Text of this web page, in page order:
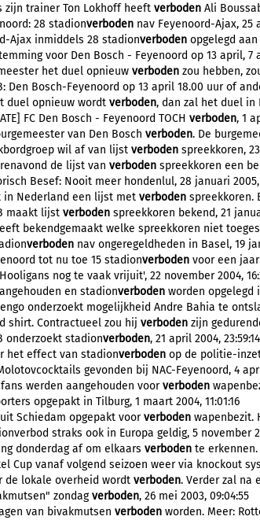
zijn trainer Ton Lokhoff heeft verboden Ali
28 stadionverboden nav Feyenoord-Ajax, 25
Ajax inmiddels 28 stadionverboden opgelegd
voor Den Bosch - Feyenoord op 13 april, 7
het duel opnieuw verboden zou hebben,
Den Bosch-Feyenoord op 13 april 18.00 uur of
duel opnieuw wordt verboden, dan zal het duel in
FC Den Bosch - Feyenoord TOCH verboden, 1
van Den Bosch verboden. De
wil af van lijst verboden spreekkoren,
de lijst van verboden spreekkoren een
Besef: Nooit meer hondenlul, 28 januari 2005,
in Nederland een lijst met verboden spreekkoren.
maakt lijst verboden spreekkoren bekend, 21
bekendgemaakt welke spreekkoren niet
verboden nav ongeregeldheden in Basel, 19
tot nu toe 15 stadionverboden voor een
nog te vaak vrijuit', 22 november 2004,
en stadionverboden worden opgelegd
onderzoekt mogelijkheid Andre Bahia te
shirt. Contractueel zou hij verboden zijn
onderzoekt stadionverboden, 21 april 2004, 23:59:14
het effect van stadionverboden op de politie-
gevonden bij NAC-Feyenoord, 4
fans werden aangehouden voorverboden
opgepakt in Tilburg, 1 maart 2004, 11:01:16
Schiedam opgepakt voorverboden wapenbezit.
straks ook in Europa geldig, 5 november
donderdag af om elkaars verboden te
Cup vanaf volgend seizoen weer via knockout
de lokale overheid wordt verboden. Verder zal na
zondagverboden, 26 mei 2003, 09:04:55
van bivakmutsen verboden worden. Meer: